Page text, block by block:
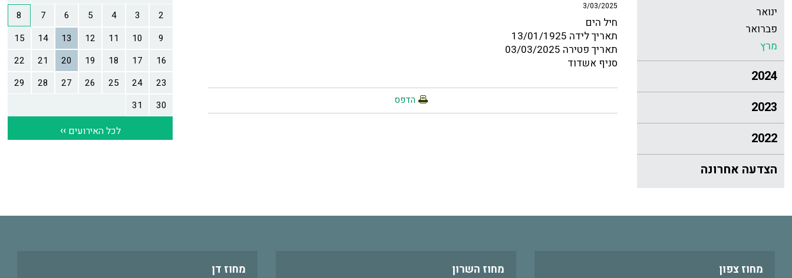
ינואר
פברואר
מרץ
2024
2023
2022
הצדעה אחרונה
3/03/2025
חיל הים
תאריך לידה 13/01/1925
תאריך פטירה 03/03/2025
סניף אשדוד
הדפס
מחוז צפון מחוז השרון מחוז דן